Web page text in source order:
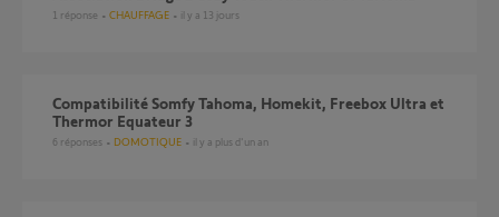
1 réponse CHAUFFAGE il y a 13 jours
Compatibilité Somfy Tahoma, Homekit, Freebox Ultra et
Thermor Equateur 3
6 réponses DOMOTIQUE il y a plus d'un an